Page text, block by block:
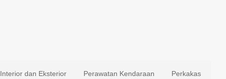
Interior dan Eksterior Perawatan Kendaraan Perkakas